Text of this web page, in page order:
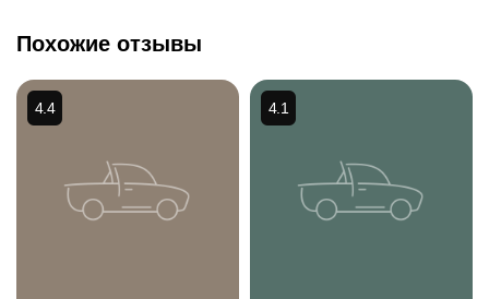
Похожие отзывы
4.4 4.1